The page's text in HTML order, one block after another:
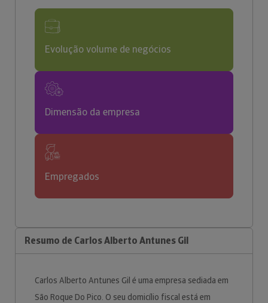
Evolução volume de negócios
Dimensão da empresa
Empregados
Resumo de Carlos Alberto Antunes Gil
Carlos Alberto Antunes Gil é uma empresa sediada em
São Roque Do Pico. O seu domicílio fiscal está em